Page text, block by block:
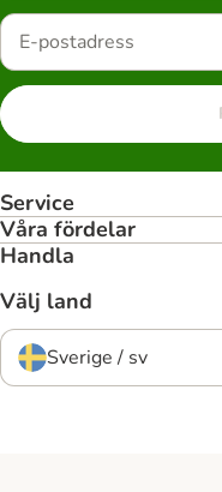
Service
Våra fördelar
Handla
Välj land
Sverige / sv